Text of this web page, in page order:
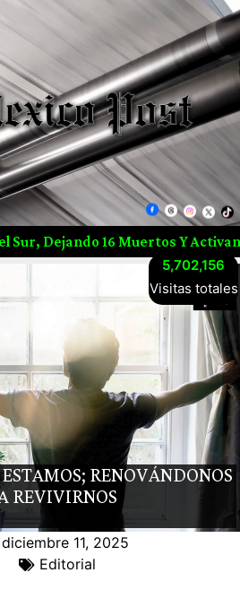
Visitas totales
5,702,156
Y Activando Alerta Máxima En
RENOVÁNDONOS
REVIVIRNOS
diciembre 11, 2025
Editorial